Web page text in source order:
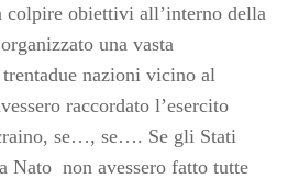
colpire obiettivi all’interno della
una vasta
nazioni vicino al
raccordato l’esercito
se…, se…. Se gli Stati
Nato non avessero fatto tutte